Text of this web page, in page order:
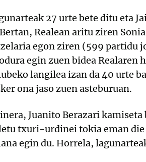
27 urte bete ditu eta
Realean aritu ziren
egon ziren (599 partidu
egin zuen bidea
langilea izan da 40 urte
ona jaso zuen asteburuan.
Juanito Berazari
txuri-urdinei tokia eman
egin du. Horrela,